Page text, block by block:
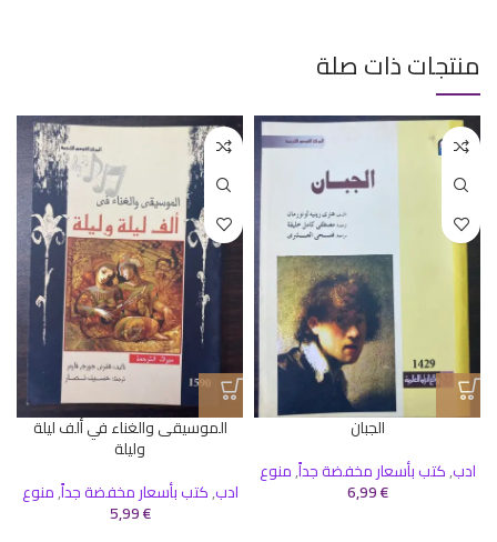
منتجات ذات صلة
الجبان
ادب,كتب بأسعار مخفضة جداً,منوع
6,99€
الموسيقى والغناء في ألف ليلة
وليلة
ادب,كتب بأسعار مخفضة جداً,منوع
5,99€